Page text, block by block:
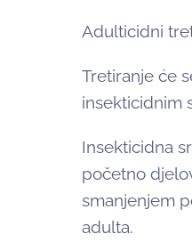
Adulticidni
Tretiranje će
insekticidnim
Insekticidna
početno
smanjenjem
adulta.